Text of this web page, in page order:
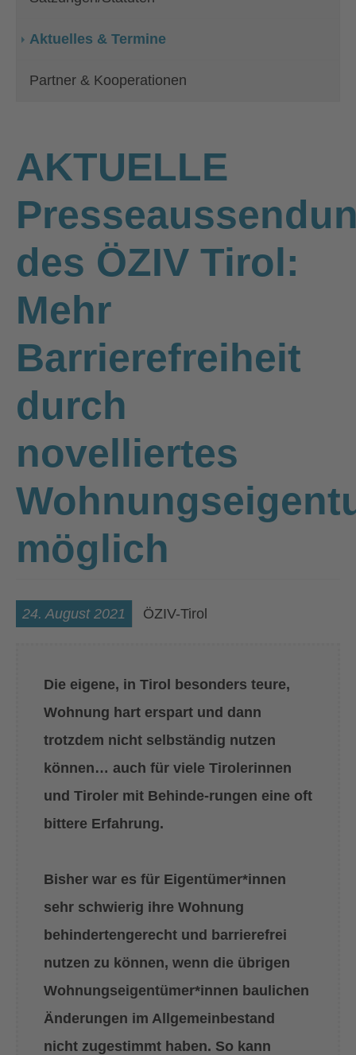
Aktuelles & Termine
Partner & Kooperationen
AKTUELLE
des ÖZIV Tirol:
Mehr
Barrierefreiheit
durch
novelliertes
möglich
24. August 2021 ÖZIV-Tirol
Die eigene, in Tirol besonders teure,
Wohnung hart erspart und dann
trotzdem nicht selbständig nutzen
können… auch für viele Tirolerinnen
und Tiroler mit Behinde-rungen eine oft
bittere Erfahrung.
Bisher war es für Eigentümer*innen
sehr schwierig ihre Wohnung
behindertengerecht und barrierefrei
nutzen zu können, wenn die übrigen
Wohnungseigentümer*innen baulichen
Änderungen im Allgemeinbestand
nicht zugestimmt haben. So kann